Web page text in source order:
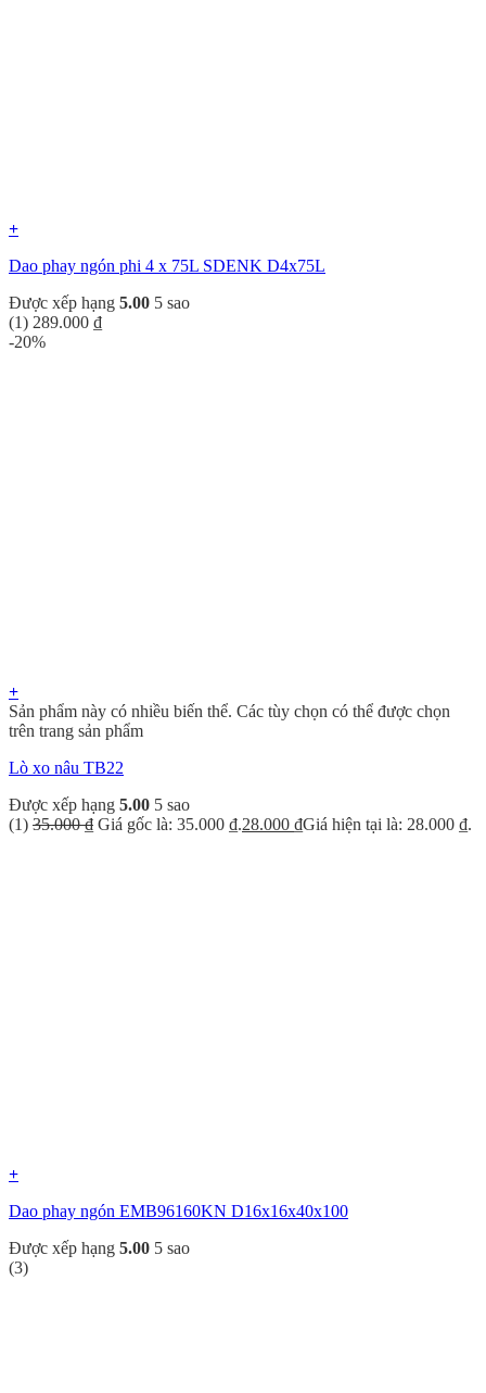
+
Dao phay ngón phi 4 x 75L SDENK D4x75L
Được xếp hạng 5.00 5 sao
(1) 289.000 ₫
-20%
+
Sản phẩm này có nhiều biến thể. Các tùy chọn có thể được chọn
trên trang sản phẩm
Lò xo nâu TB22
Được xếp hạng 5.00 5 sao
(1) 35.000₫ Giá gốc là: 35.000 ₫.28.000 ₫Giá hiện tại là: 28.000 ₫.
+
Dao phay ngón EMB96160KN D16x16x40x100
Được xếp hạng 5.00 5 sao
(3)